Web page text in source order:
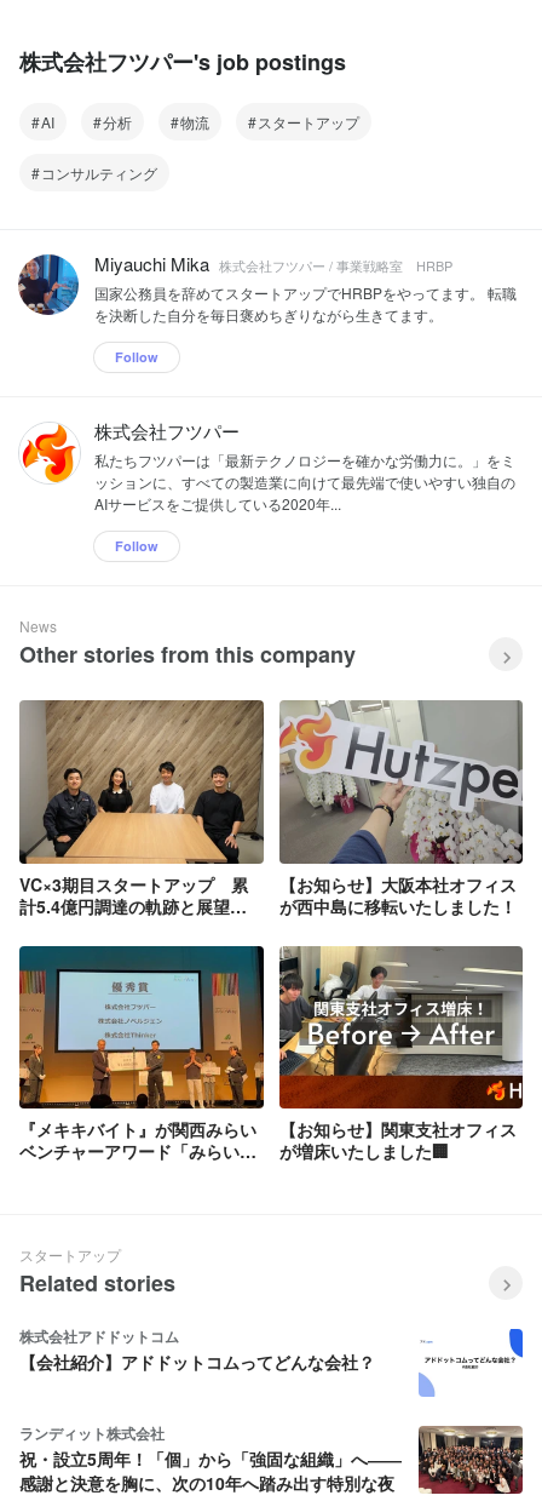
株式会社フツパー's job postings
AI 分析 物流 スタートアップ
コンサルティング
Miyauchi Mika 株式会社フツパー / 事業戦略室 HRBP
国家公務員を辞めてスタートアップでHRBPをやってます。 転職
を決断した自分を毎日褒めちぎりながら生きてます。
Follow
株式会社フツパー
私たちフツパーは「最新テクノロジーを確かな労働力に。」をミ
ッションに、すべての製造業に向けて最先端で使いやすい独自の
AIサービスをご提供している2020年...
Follow
News
Other stories from this company
VC×3期目スタートアップ 累
計5.4億円調達の軌跡と展望を
【お知らせ】大阪本社オフィス
が西中島に移転いたしました！
『メキキバイト』が関西みらい
ベンチャーアワード「みらい
【お知らせ】関東支社オフィス
が増床いたしました🏢
スタートアップ
Related stories
株式会社アドドットコム
【会社紹介】アドドットコムってどんな会社？
ランディット株式会社
祝・設立5周年！「個」から「強固な組織」へ――
感謝と決意を胸に、次の10年へ踏み出す特別な夜